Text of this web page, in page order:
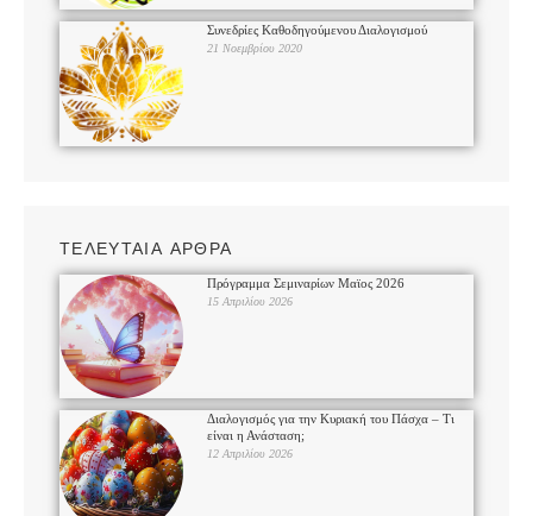
Συνεδρίες Καθοδηγούμενου Διαλογισμού
21 Νοεμβρίου 2020
ΤΕΛΕΥΤΑΙΑ ΑΡΘΡΑ
Πρόγραμμα Σεμιναρίων Μαϊος 2026
15 Απριλίου 2026
Διαλογισμός για την Κυριακή του Πάσχα – Τι
είναι η Ανάσταση;
12 Απριλίου 2026